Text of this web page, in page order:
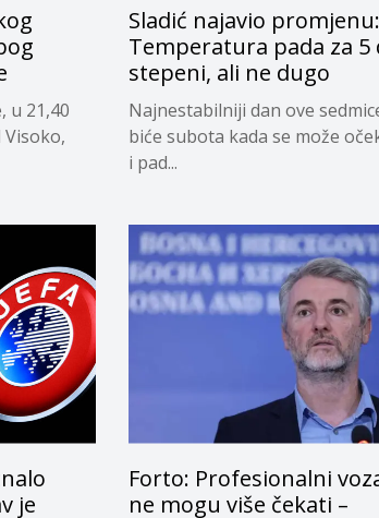
u 21,40
Visoko,
Sladić najavio promjenu:
Temperatura pada za 5
stepeni, ali ne dugo
Najnestabilniji dan ove
biće subota kada se može
i pad...
je
Forto: Profesionalni
ne mogu više čekati –